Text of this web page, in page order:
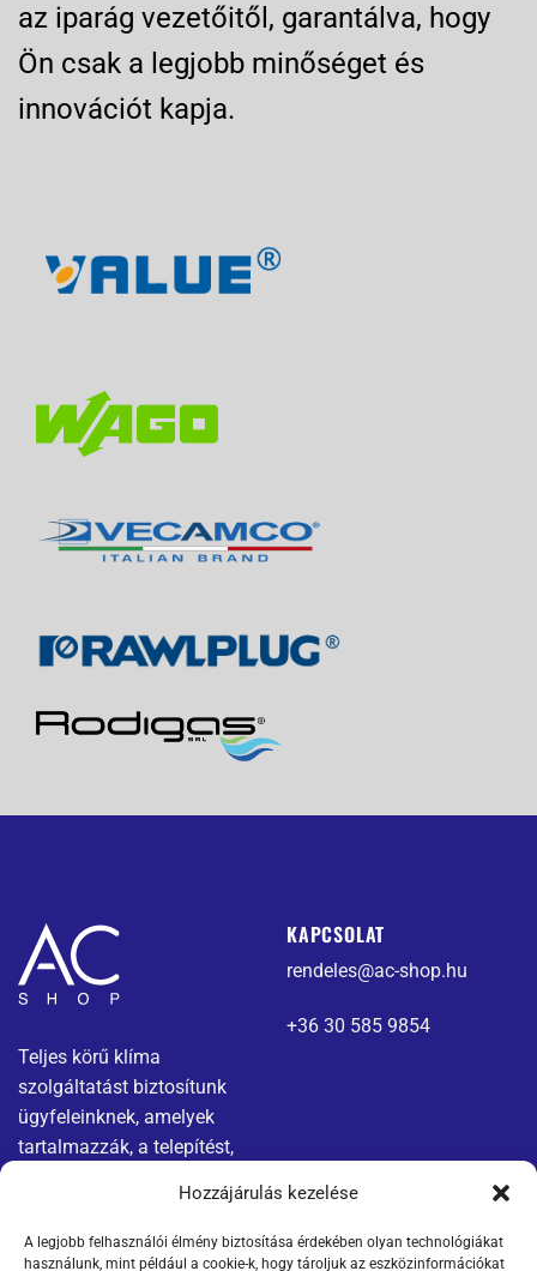
Hozzájárulás kezelése
A legjobb felhasználói élmény biztosítása érdekében olyan technológiákat
használunk, mint például a cookie-k, hogy tároljuk az eszközinformációkat
az iparág vezetőitől, garantálva, hogy
Ön csak a legjobb minőséget és
innovációt kapja.
Teljes körű klíma
szolgáltatást biztosítunk
ügyfeleinknek, amelyek
tartalmazzák, a telepítést,
KAPCSOLAT
rendeles@ac-shop.hu
+36 30 585 9854